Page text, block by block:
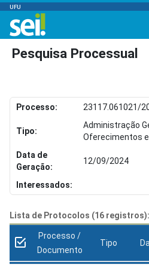
UFU
Pesquisa Processual
Processo: 23117.061021/
Tipo:
Administração
Oferecimentos
Data de
Geração:
12/09/2024
Interessados:
Lista de Protocolos (16 registros):
Processo /
Documento
Tipo